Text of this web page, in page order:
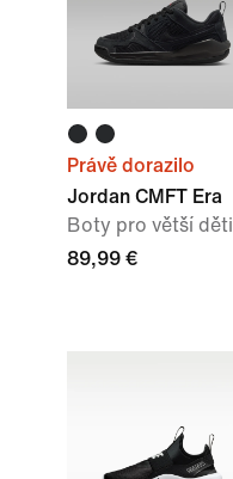
Právě dorazilo
Jordan CMFT Era
Boty pro větší děti
89,99 €